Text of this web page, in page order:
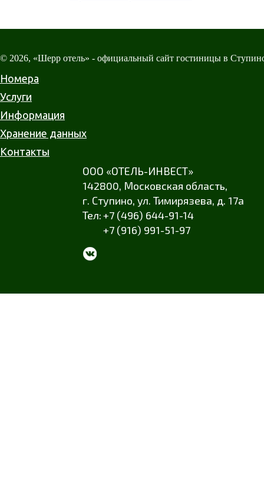
© 2026, «Шерр отель» - официальный сайт гостиницы в
Номера
Услуги
Информация
Хранение данных
Контакты
ООО «ОТЕЛЬ-ИНВЕСТ»
142800, Московская область,
г. Ступино, ул. Тимирязева, д. 17а
+7 (496) 644-91-14
+7 (916) 991-51-97